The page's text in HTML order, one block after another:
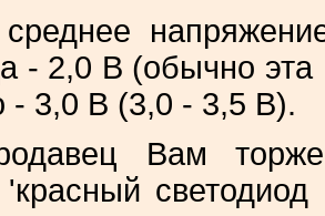
- 2,0 В (обычно
- 3,0 В (3,0 - 3,5 В).
Вам